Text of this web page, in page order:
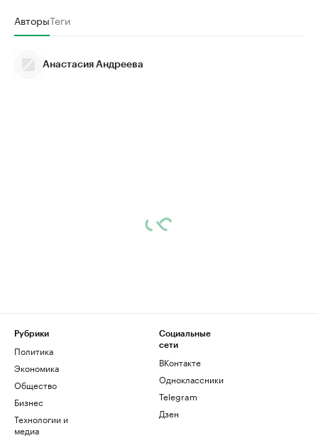
АвторыТеги
Анастасия Андреева
Рубрики
Политика
Экономика
Общество
Бизнес
Технологии и
медиа
Социальные
сети
ВКонтакте
Одноклассники
Telegram
Дзен